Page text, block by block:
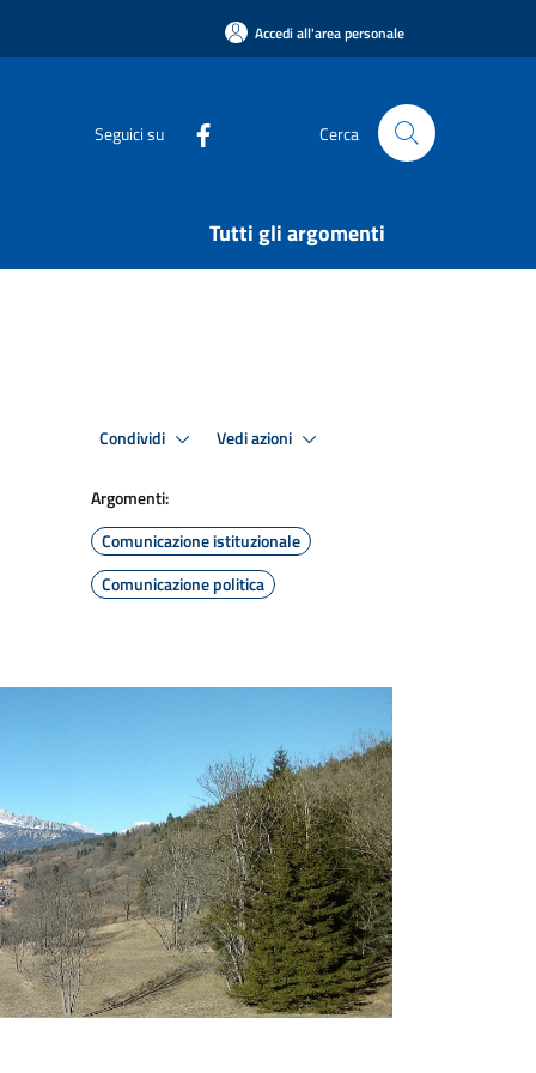
Accedi all'area personale
Seguici su Cerca
Tutti gli argomenti
Condividi Vedi azioni
Argomenti:
Comunicazione istituzionale
Comunicazione politica